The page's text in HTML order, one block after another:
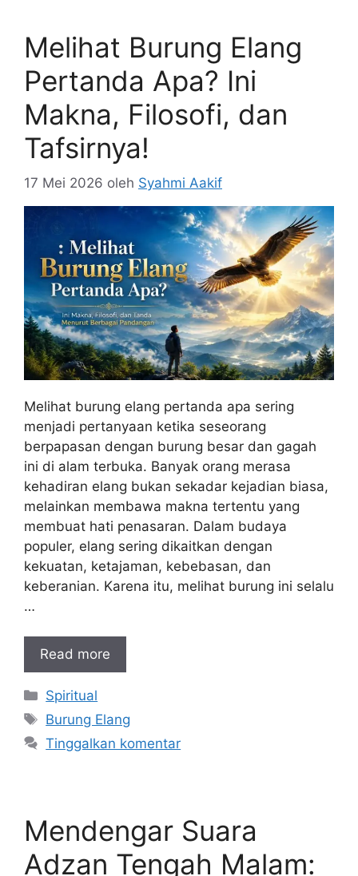
Melihat Burung Elang
Pertanda Apa? Ini
Makna, Filosofi, dan
Tafsirnya!
17 Mei 2026 oleh Syahmi Aakif
Melihat burung elang pertanda apa sering
menjadi pertanyaan ketika seseorang
berpapasan dengan burung besar dan gagah
ini di alam terbuka. Banyak orang merasa
kehadiran elang bukan sekadar kejadian biasa,
melainkan membawa makna tertentu yang
membuat hati penasaran. Dalam budaya
populer, elang sering dikaitkan dengan
kekuatan, ketajaman, kebebasan, dan
keberanian. Karena itu, melihat burung ini selalu
…
Read more
Kategori
Spiritual
Tag
Burung Elang
Tinggalkan komentar
Mendengar Suara
Adzan Tengah Malam: